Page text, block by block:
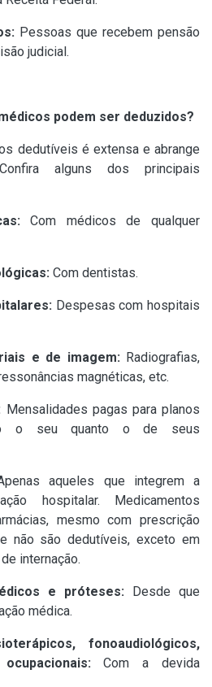
Pessoas que recebem pensão
judicial.
podem ser deduzidos?
dedutíveis é extensa e abrange
alguns dos principais
Com médicos de qualquer
Com dentistas.
Despesas com hospitais
e de imagem: Radiografias,
magnéticas, etc.
Mensalidades pagas para planos
o seu quanto o de seus
aqueles que integrem a
hospitalar. Medicamentos
mesmo com prescrição
não são dedutíveis, exceto em
internação.
e próteses: Desde que
médica.
fonoaudiológicos,
Com a devida